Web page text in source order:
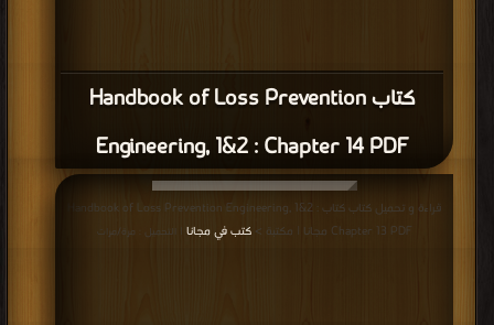
كتاب Handbook of Loss Prevention
Engineering, 1&2 : Chapter 14 PDF
قراءة و تحميل كتاب كتاب Handbook of Loss Prevention Engineering, 1&2 :
Chapter 13 PDF مجانا | مكتبة >
كتب في مجانا | التحميل : مرة/مرات